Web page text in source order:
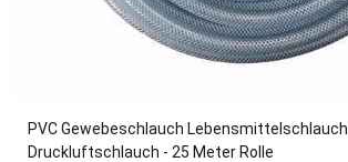
PVC Gewebeschlauch Lebensmittelschlauch
Druckluftschlauch - 25 Meter Rolle